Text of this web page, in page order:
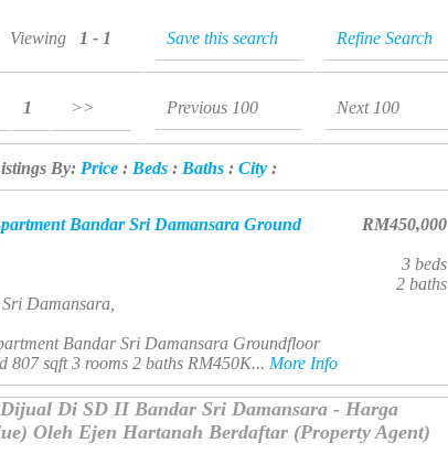
Viewing 1 - 1 Save this search Refine Search
1 >> Previous 100 Next 100
By: Price: Beds: Baths: City:
Bandar Sri Damansara Ground
Damansara,
Bandar Sri Damansara Groundfloor
807 sqft 3 rooms 2 baths RM450K... More Info
RM450,000
3 beds
2 baths
Di SD II Bandar Sri Damansara - Harga
Oleh Ejen Hartanah Berdaftar (Property Agent)